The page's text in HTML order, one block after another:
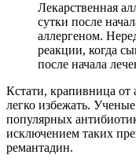
Лекарственная
сутки после
аллергеном.
реакции, когда
после начала
Кстати, крапивница от
легко избежать.
популярных
исключением таких
ремантадин.